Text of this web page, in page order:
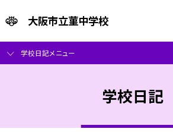
大阪市立菫中学校
学校日記メニュー
学校日記